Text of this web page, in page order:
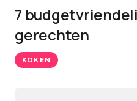
7
gerechten
KOKEN